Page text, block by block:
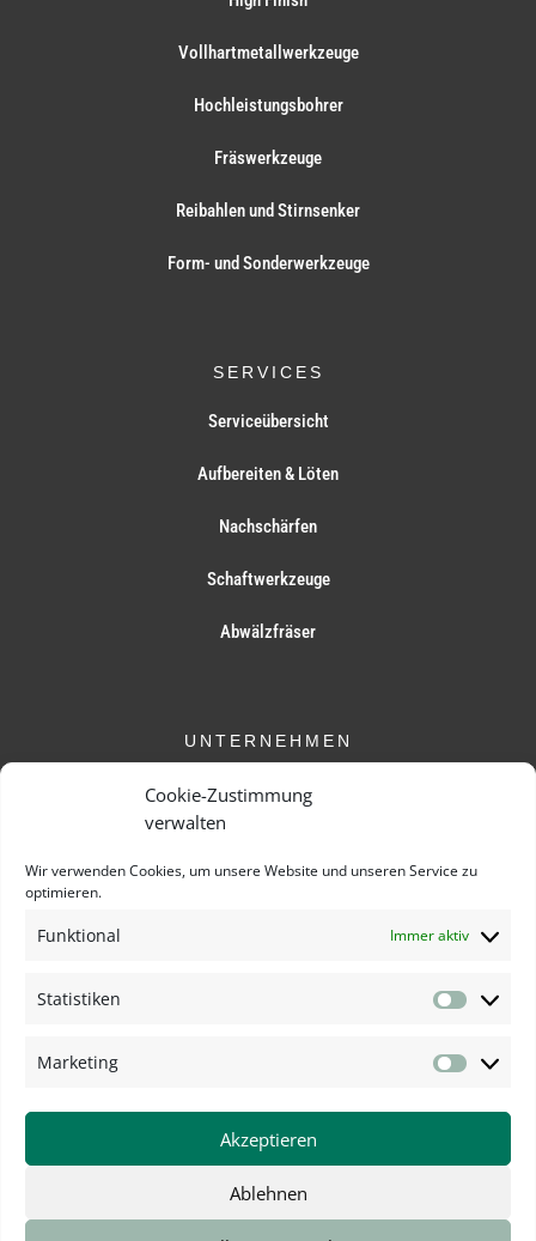
Cookie-Zustimmung
verwalten
Wir verwenden Cookies, um unsere Website und unseren Service zu
optimieren.
Funktional Immer aktiv
Statistiken
Marketing
Akzeptieren
Ablehnen
Vollhartmetallwerkzeuge
Hochleistungsbohrer
Fräswerkzeuge
Reibahlen und Stirnsenker
Form- und Sonderwerkzeuge
SERVICES
Serviceübersicht
Aufbereiten & Löten
Nachschärfen
Schaftwerkzeuge
Abwälzfräser
UNTERNEHMEN
Das ist uns wichtig
Copyright © 2026 - Woitschach GmbH - Alle Rechte vorbehalten